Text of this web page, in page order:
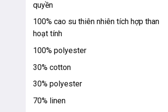
quyền
100% cao su thiên nhiên tích hợp than
hoạt tính
100% polyester
30% cotton
30% polyester
70% linen